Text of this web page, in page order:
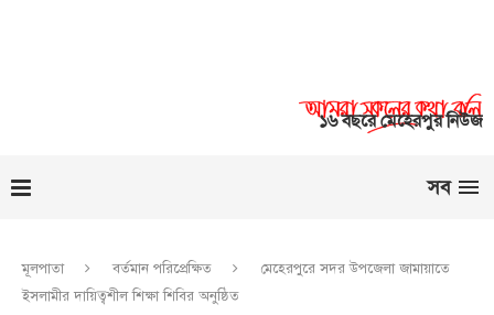
১৬ বছরে মেহেরপুর নিউজ
সব
মূলপাতা বর্তমান পরিপ্রেক্ষিত
মেহেরপুরে সদর উপজেলা জামায়াতে
ইসলামীর দায়িত্বশীল শিক্ষা শিবির অনুষ্ঠিত